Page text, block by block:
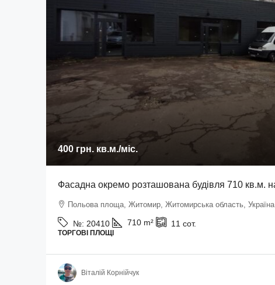
400 грн. кв.м./міс.
Фасадна окремо розташована будівля 710 кв.м.
Польова площа, Житомир, Житомирська область, Україна
№: 20410 710 m² 11 сот.
ТОРГОВІ ПЛОЩІ
Віталій Корнійчук